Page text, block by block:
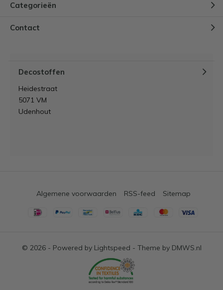
Categorieën
Contact
Decostoffen
Heidestraat
5071 VM
Udenhout
© 2026 - Powered by Lightspeed - Theme by DMWS.nl
Algemene voorwaarden RSS-feed Sitemap